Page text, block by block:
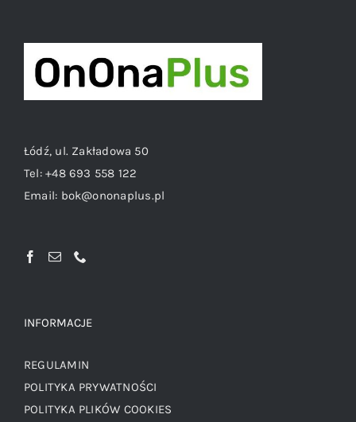
Łódź, ul. Zakładowa 50
Tel:+48 693 558 122
Email: bok@ononaplus.pl
INFORMACJE
REGULAMIN
POLITYKA PRYWATNOŚCI
POLITYKA PLIKÓW COOKIES